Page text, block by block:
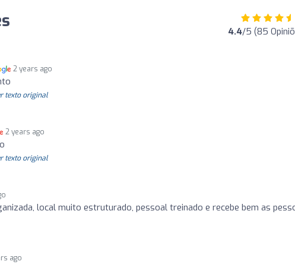
4.4/5 (85
2 years ago
texto original
2 years ago
texto original
local muito estruturado, pessoal treinado e recebe bem as
ago